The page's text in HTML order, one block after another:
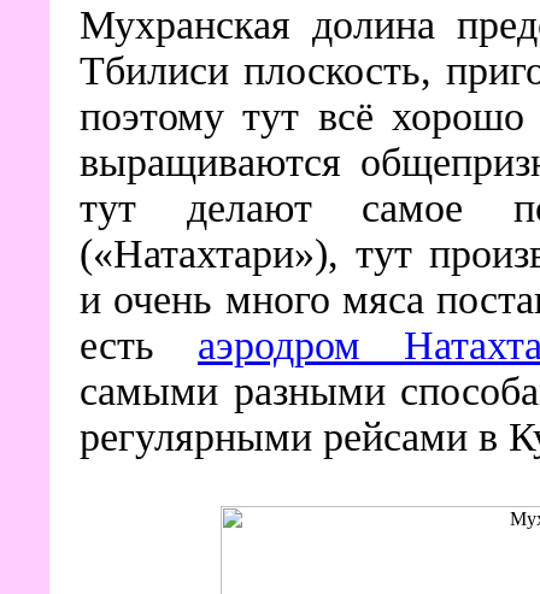
Мухранская долина
Тбилиси плоскость,
поэтому тут всё
выращиваются
тут делают самое
(«Натахтари»), тут
и очень много мяса
есть аэродром
самыми разными
регулярными рейсами в